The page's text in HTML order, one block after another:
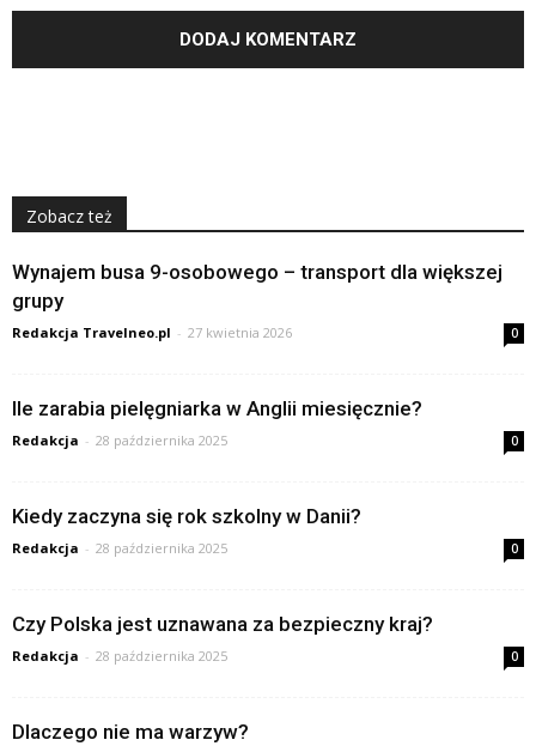
Zobacz też
Wynajem busa 9-osobowego – transport dla większej
grupy
Redakcja Travelneo.pl - 27 kwietnia 2026 0
Ile zarabia pielęgniarka w Anglii miesięcznie?
Redakcja - 28 października 2025 0
Kiedy zaczyna się rok szkolny w Danii?
Redakcja - 28 października 2025 0
Czy Polska jest uznawana za bezpieczny kraj?
Redakcja - 28 października 2025 0
Dlaczego nie ma warzyw?